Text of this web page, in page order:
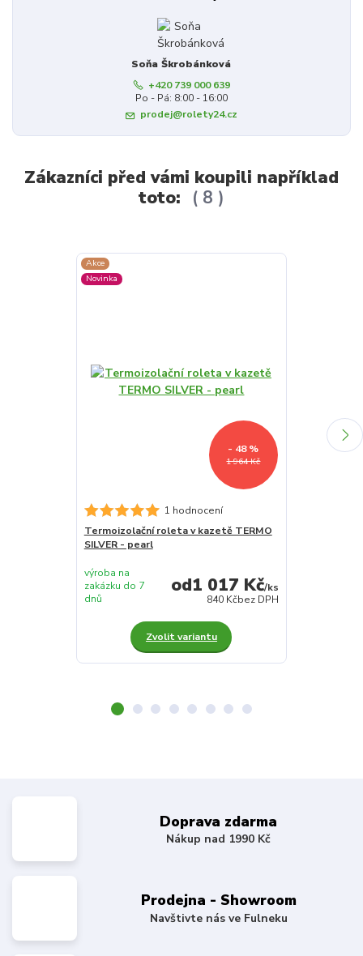
Soňa Škrobánková
+420 739 000 639
Po - Pá: 8:00 - 16:00
prodej@rolety24.cz
Zákazníci před vámi koupili například
toto:
8
Akce
Novinka
1 964 Kč
- 48 %
1 hodnocení
Termoizolační roleta v kazetě TERMO
SILVER - pearl
1 017 Kč/ks
840 Kčbez DPH
výroba na
zakázku do 7
dnů
Zvolit variantu
Doprava zdarma
Nákup nad 1990 Kč
Prodejna - Showroom
Navštivte nás ve Fulneku